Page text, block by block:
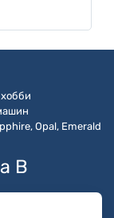
Opal, Emerald
B